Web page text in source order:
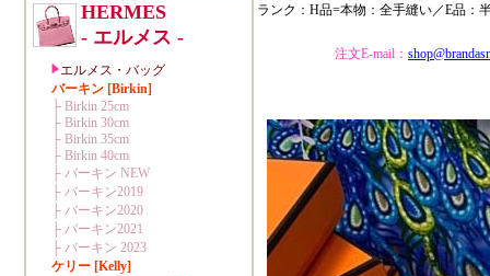
ランク：H品=本物：全手縫い／E品：
注文E-mail：